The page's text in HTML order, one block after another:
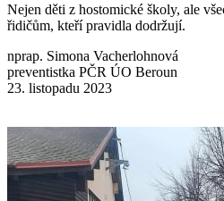
Nejen děti z hostomické školy, ale
řidičům, kteří pravidla dodržují.
nprap. Simona Vacherlohnová
preventistka PČR ÚO Beroun
23. listopadu 2023